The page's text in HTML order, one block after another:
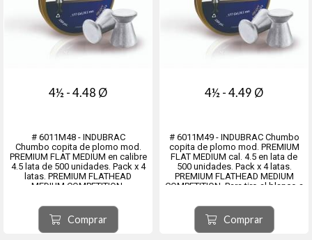
4½ - 4.48 Ø
# 6011M48 - INDUBRAC
Chumbo copita de plomo mod.
PREMIUM FLAT MEDIUM en calibre
4.5 lata de 500 unidades. Pack x 4
latas. PREMIUM FLATHEAD
MEDIUM COMPETITION.
Diámetro real 4.48 mm El precio
indicado es por latita. Venta
mínima 4 latitas o múltiplos de 4
Comprar
4½ - 4.49 Ø
# 6011M49 - INDUBRAC Chumbo
copita de plomo mod. PREMIUM
FLAT MEDIUM cal. 4.5 en lata de
500 unidades. Pack x 4 latas.
PREMIUM FLATHEAD MEDIUM
COMPETITION. Para tiro al blanco a
El precio indicado es por latita.
Venta mínima 4 latitas o múltiplos
de 4
Comprar